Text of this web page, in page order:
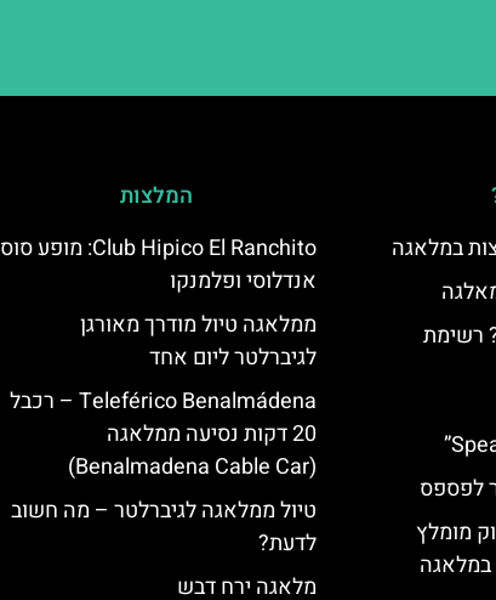
במלאגה
רשימת
לפספס
מומלץ
המלצות
Club Hipico El Ranchito: מופע סוס
אנדלוסי ופלמנקו
ממלאגה טיול מודרך מאורגן
לגיברלטר ליום אחד
Teleférico Benalmádena – רכבל
20 דקות נסיעה ממלאגה
(Benalmadena Cable Car)
טיול ממלאגה לגיברלטר – מה חשוב
לדעת?
מלאגה ירח דבש